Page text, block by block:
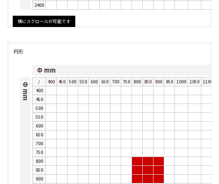
2400
円形
Φ mm
Φ mm
/ 400 450 500 550 600 650 700 750 800 850 900 950 1000 1050 1100
400
450
500
550
600
650
700
750
800
850
900